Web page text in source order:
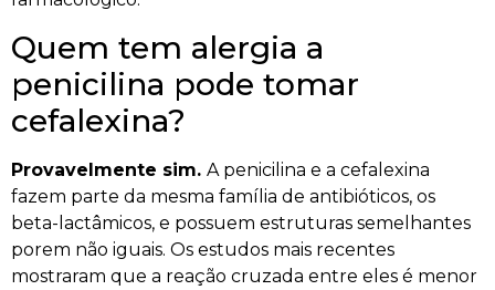
Quem tem alergia a
penicilina pode tomar
cefalexina?
Provavelmente sim. A penicilina e a cefalexina
fazem parte da mesma família de antibióticos, os
beta-lactâmicos, e possuem estruturas semelhantes
porem não iguais. Os estudos mais recentes
mostraram que a reação cruzada entre eles é menor